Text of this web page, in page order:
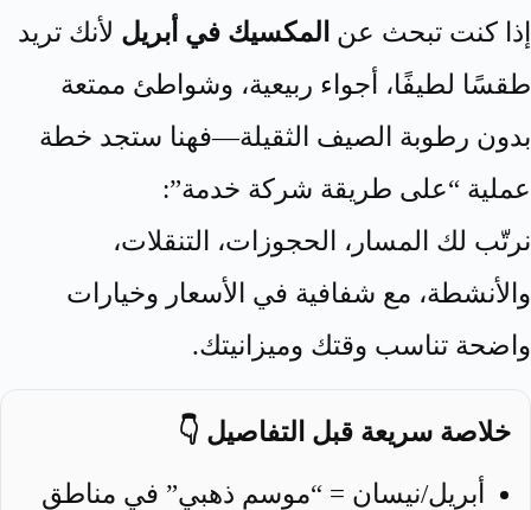
إذا كنت تبحث عن المكسيك في أبريل لأنك تريد
طقسًا لطيفًا، أجواء ربيعية، وشواطئ ممتعة
بدون رطوبة الصيف الثقيلة—فهنا ستجد خطة
عملية “على طريقة شركة خدمة”:
نرتّب لك المسار، الحجوزات، التنقلات،
والأنشطة، مع شفافية في الأسعار وخيارات
واضحة تناسب وقتك وميزانيتك.
خلاصة سريعة قبل التفاصيل 👇
أبريل/نيسان = “موسم ذهبي” في مناطق